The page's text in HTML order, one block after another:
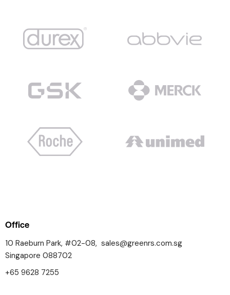
Office
10 Raeburn Park, #02-08,
Singapore 088702
sales@greenrs.com.sg
+65 9628 7255